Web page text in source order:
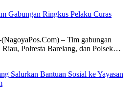
Gabungan Ringkus Pelaku Curas
– Tim gabungan
Riau, Polresta Barelang, dan Polsek…
Salurkan Bantuan Sosial ke Yayasan